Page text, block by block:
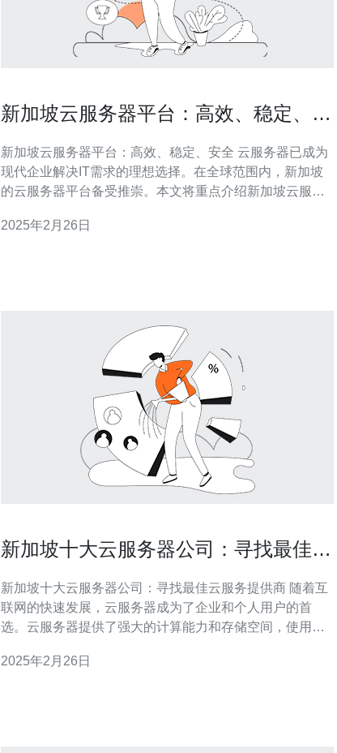
新加坡云服务器平台：高效、稳定、安
新加坡云服务器平台：高效、稳定、安全 云服务器已成为
现代企业解决IT需求的理想选择。在全球范围内，新加坡
的云服务器平台备受推崇。本文将重点介绍新加坡云服务
的巨大优势。 新加坡云服务器平台以其高效的性能而闻
2025年2月26日
新加坡十大云服务器公司：寻找最佳云
新加坡十大云服务器公司：寻找最佳云服务提供商 随着互
联网的快速发展，云服务器成为了企业和个人用户的首
选。云服务器提供了强大的计算能力和存储空间，使用户
供商供用户选择，但如何找到最佳的云服务提供商呢？本
2025年2月26日